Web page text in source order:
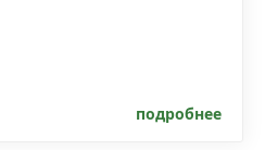
подробнее